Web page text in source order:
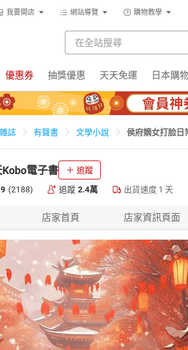
我要開店 網站導覽 購物教學
優惠券 抽獎優惠 天天免運 日本購
誌 有聲書 文學小說 侯府嫡女打脸日
Kobo電子書 追蹤
(2188) 追蹤 2.4萬 出貨速度 1 天
店家首頁 店家資訊頁面